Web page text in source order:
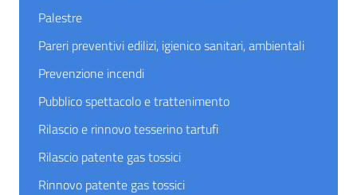
Palestre
Pareri preventivi edilizi, igienico sanitari, ambientali
Prevenzione incendi
Pubblico spettacolo e trattenimento
Rilascio e rinnovo tesserino tartufi
Rilascio patente gas tossici
Rinnovo patente gas tossici